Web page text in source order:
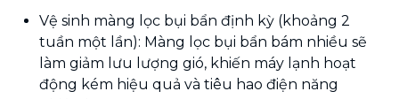
Vệ sinh màng lọc bụi bẩn định kỳ (khoảng 2
tuần một lần): Màng lọc bụi bẩn bám nhiều sẽ
làm giảm lưu lượng gió, khiến máy lạnh hoạt
động kém hiệu quả và tiêu hao điện năng